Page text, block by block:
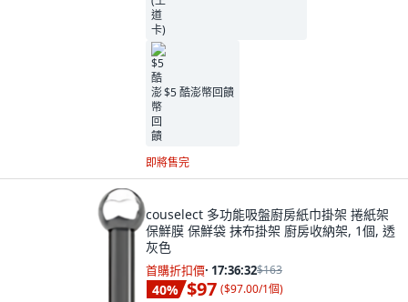
$5 酷澎幣回饋
即將售完
couselect 多功能吸盤廚房紙巾掛架 捲紙架
保鮮膜 保鮮袋 抹布掛架 廚房收納架, 1個, 透
灰色
首購折扣價· 17:36:31$163
40% $97 ($97.00/1個)